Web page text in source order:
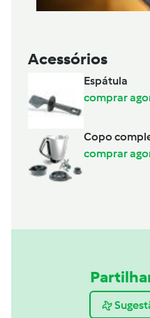
Acessórios
Espátula
comprar
Copo
comprar